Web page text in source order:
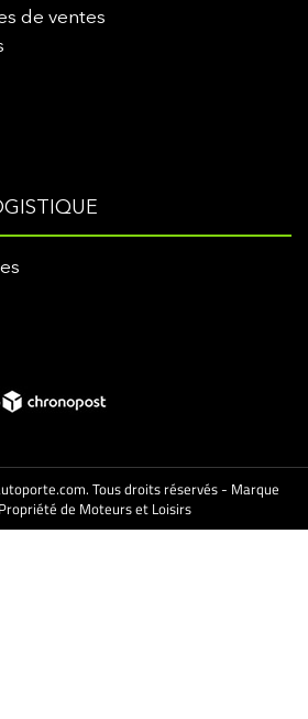
de ventes
Tous droits réservés - Marque
de Moteurs et Loisirs